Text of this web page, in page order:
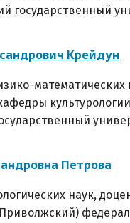
государственный
Крейдун
математических
Петрова
наук,